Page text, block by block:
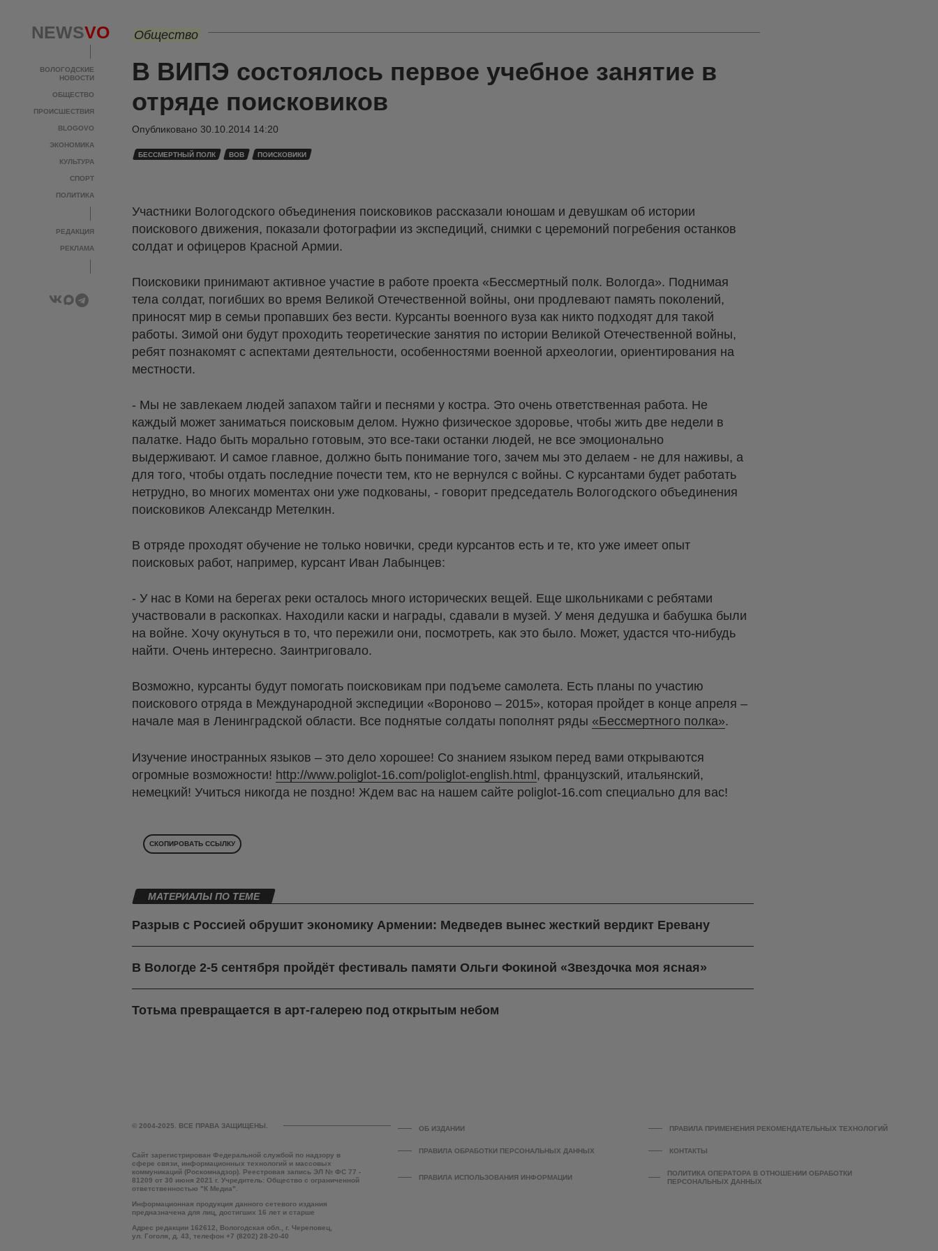
NEWSVO
ВОЛОГОДСКИЕ
НОВОСТИ
ОБЩЕСТВО
ПРОИСШЕСТВИЯ
BLOGOVO
ЭКОНОМИКА
КУЛЬТУРА
СПОРТ
ПОЛИТИКА
РЕДАКЦИЯ
РЕКЛАМА
Общество
В ВИПЭ состоялось первое учебное занятие в
отряде поисковиков
Опубликовано 30.10.2014 14:20
БЕССМЕРТНЫЙ ПОЛК ВОВ ПОИСКОВИКИ
Участники Вологодского объединения поисковиков рассказали юношам и девушкам об истории
поискового движения, показали фотографии из экспедиций, снимки с церемоний погребения останков
солдат и офицеров Красной Армии.
Поисковики принимают активное участие в работе проекта «Бессмертный полк. Вологда». Поднимая
тела солдат, погибших во время Великой Отечественной войны, они продлевают память поколений,
приносят мир в семьи пропавших без вести. Курсанты военного вуза как никто подходят для такой
работы. Зимой они будут проходить теоретические занятия по истории Великой Отечественной войны,
ребят познакомят с аспектами деятельности, особенностями военной археологии, ориентирования на
местности.
- Мы не завлекаем людей запахом тайги и песнями у костра. Это очень ответственная работа. Не
каждый может заниматься поисковым делом. Нужно физическое здоровье, чтобы жить две недели в
палатке. Надо быть морально готовым, это все-таки останки людей, не все эмоционально
выдерживают. И самое главное, должно быть понимание того, зачем мы это делаем - не для наживы, а
для того, чтобы отдать последние почести тем, кто не вернулся с войны. С курсантами будет работать
нетрудно, во многих моментах они уже подкованы, - говорит председатель Вологодского объединения
поисковиков Александр Метелкин.
В отряде проходят обучение не только новички, среди курсантов есть и те, кто уже имеет опыт
поисковых работ, например, курсант Иван Лабынцев:
- У нас в Коми на берегах реки осталось много исторических вещей. Еще школьниками с ребятами
участвовали в раскопках. Находили каски и награды, сдавали в музей. У меня дедушка и бабушка были
на войне. Хочу окунуться в то, что пережили они, посмотреть, как это было. Может, удастся что-нибудь
найти. Очень интересно. Заинтриговало.
Возможно, курсанты будут помогать поисковикам при подъеме самолета. Есть планы по участию
поискового отряда в Международной экспедиции «Вороново – 2015», которая пройдет в конце апреля –
начале мая в Ленинградской области. Все поднятые солдаты пополнят ряды «Бессмертного полка».
Изучение иностранных языков – это дело хорошее! Со знанием языком перед вами открываются
огромные возможности! http://www.poliglot-16.com/poliglot-english.html, французский, итальянский,
немецкий! Учиться никогда не поздно! Ждем вас на нашем сайте poliglot-16.com специально для вас!
СКОПИРОВАТЬ ССЫЛКУ
МАТЕРИАЛЫ ПО ТЕМЕ
Разрыв с Россией обрушит экономику Армении: Медведев вынес жесткий вердикт Еревану
В Вологде 2-5 сентября пройдёт фестиваль памяти Ольги Фокиной «Звездочка моя ясная»
Тотьма превращается в арт-галерею под открытым небом
© 2004-2025. ВСЕ ПРАВА ЗАЩИЩЕНЫ.
Сайт зарегистрирован Федеральной службой по надзору в
сфере связи, информационных технологий и массовых
коммуникаций (Роскомнадзор). Реестровая запись ЭЛ № ФС 77 -
81209 от 30 июня 2021 г. Учредитель: Общество с ограниченной
ответственностью "К Медиа".
Информационная продукция данного сетевого издания
предназначена для лиц, достигших 16 лет и старше
Адрес редакции 162612, Вологодская обл., г. Череповец,
ул. Гоголя, д. 43, телефон +7 (8202) 28-20-40
ОБ ИЗДАНИИ ПРАВИЛА ПРИМЕНЕНИЯ РЕКОМЕНДАТЕЛЬНЫХ ТЕХНОЛОГИЙ
ПРАВИЛА ОБРАБОТКИ ПЕРСОНАЛЬНЫХ ДАННЫХ КОНТАКТЫ
ПРАВИЛА ИСПОЛЬЗОВАНИЯ ИНФОРМАЦИИ
ПОЛИТИКА ОПЕРАТОРА В ОТНОШЕНИИ ОБРАБОТКИ
ПЕРСОНАЛЬНЫХ ДАННЫХ